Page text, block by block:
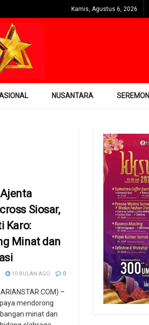
Kamis, Agustus 6, 2026
NUSANTARA SEREMONI
Siosar,
Karo:
Minat dan
10 BULAN AGO 0
–
mendorong
minat dan